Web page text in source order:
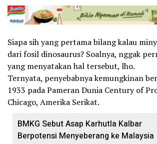
Siapa sih yang pertama bilang kalau
dari fosil dinosaurus? Soalnya, nggak
yang menyatakan hal tersebut, lho.
Ternyata, penyebabnya kemungkinan
1933 pada Pameran Dunia Century of
Chicago, Amerika Serikat.
BMKG Sebut Asap Karhutla Kalbar
Berpotensi Menyeberang ke Malaysia